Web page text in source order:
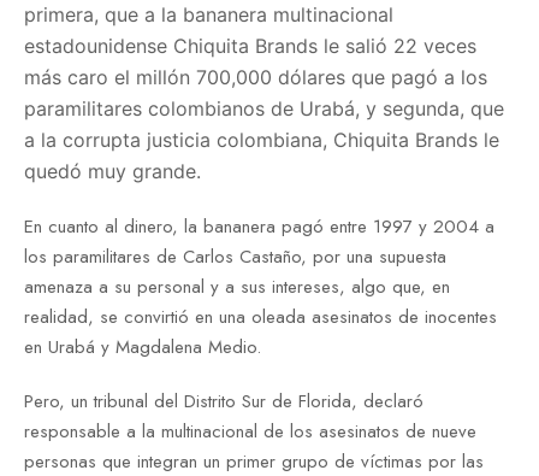
primera, que a la bananera multinacional
estadounidense Chiquita Brands le salió 22 veces
más caro el millón 700,000 dólares que pagó a los
paramilitares colombianos de Urabá, y segunda, que
a la corrupta justicia colombiana, Chiquita Brands le
quedó muy grande.
En cuanto al dinero, la bananera pagó entre 1997 y 2004 a
los paramilitares de Carlos Castaño, por una supuesta
amenaza a su personal y a sus intereses, algo que, en
realidad, se convirtió en una oleada asesinatos de inocentes
en Urabá y Magdalena Medio.
Pero, un tribunal del Distrito Sur de Florida, declaró
responsable a la multinacional de los asesinatos de nueve
personas que integran un primer grupo de víctimas por las